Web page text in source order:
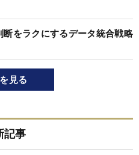
をラクにするデータ統合戦略
見る
記事